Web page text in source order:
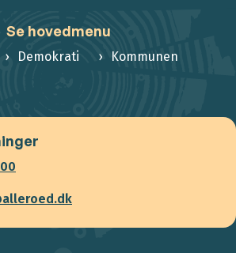
Se hovedmenu
Demokrati Kommunen